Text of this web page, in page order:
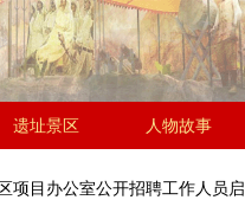
遗址景区 人物故事
项目办公室公开招聘工作人员启